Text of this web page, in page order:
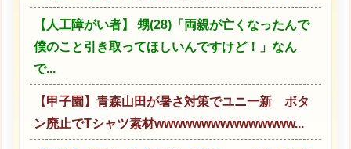
【人工障がい者】 甥(28)「両親が亡くなったんで
僕のこと引き取ってほしいんですけど！」なん
で...
【甲子園】青森山田が暑さ対策でユニ一新 ボタ
ン廃止でTシャツ素材wwwwwwwwwwwwwww...